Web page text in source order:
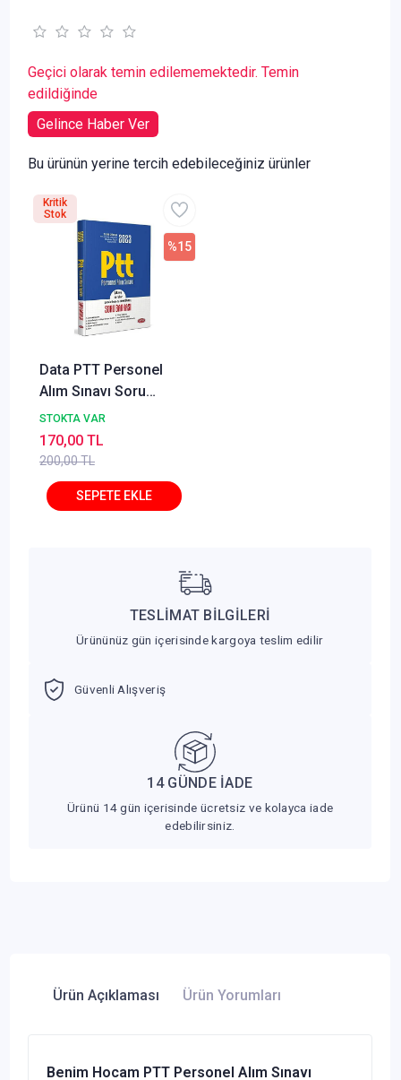
Geçici olarak temin edilememektedir. Temin
edildiğinde
Gelince Haber Ver
Bu ürünün yerine tercih edebileceğiniz ürünler
Data PTT Personel
Alım Sınavı Soru
Bankası Data Yayınları
STOKTA VAR
200,00 TL
%15
170,00 TL
Kritik
Stok
TESLİMAT BİLGİLERİ
Ürününüz gün içerisinde kargoya teslim edilir
Güvenli Alışveriş
14 GÜNDE İADE
Ürünü 14 gün içerisinde ücretsiz ve kolayca iade
edebilirsiniz.
Ürün Açıklaması Ürün Yorumları
Benim Hocam PTT Personel Alım Sınavı